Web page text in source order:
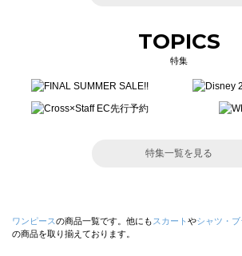
TOPICS
特集
特集一覧を見る
ワンピースの商品一覧です。他にも スカート やシャツ・ブ
の商品を取り揃えております。